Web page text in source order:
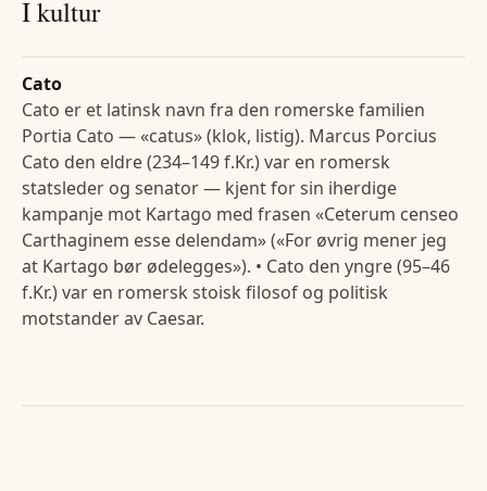
I kultur
Cato
Cato er et latinsk navn fra den romerske familien
Portia Cato — «catus» (klok, listig). Marcus Porcius
Cato den eldre (234–149 f.Kr.) var en romersk
statsleder og senator — kjent for sin iherdige
kampanje mot Kartago med frasen «Ceterum censeo
Carthaginem esse delendam» («For øvrig mener jeg
at Kartago bør ødelegges»). • Cato den yngre (95–46
f.Kr.) var en romersk stoisk filosof og politisk
motstander av Caesar.